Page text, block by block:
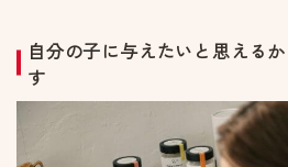
自分の子に与えたいと思える
す